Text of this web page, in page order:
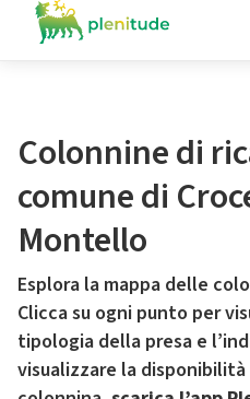
Colonnine di
comune di
Montello
Esplora la mappa delle
Clicca su ogni punto per
tipologia della presa e
visualizzare la